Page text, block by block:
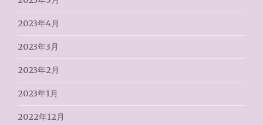
2023年4月
2023年3月
2023年2月
2023年1月
2022年12月